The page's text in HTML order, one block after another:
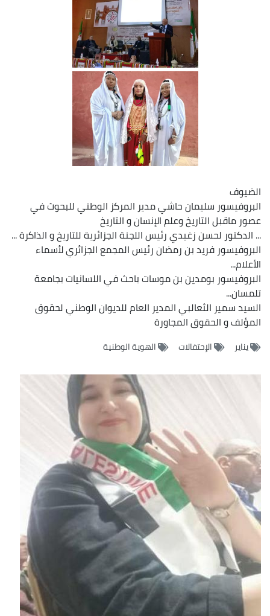
الضيوف
البروفيسور سليمان حاشي مدير المركز الوطني للبحوث في
عصور ماقبل التاريخ وعلم الإنسان و التاريخ
... الدكتور لحسن زغيدي رئيس اللجنة الجزائرية للتاريخ و الذاكرة ...
البروفيسور فريد بن رمضان رئيس المجمع الجزائري لأسماء
الأعلام...
البروفيسور بومدين بن موسات باحث في اللسانيات بجامعة
تلمسان...
السيد سمير الثعالبي المدير العام للديوان الوطني لحقوق
المؤلف و الحقوق المجاورة
يناير الإحتفالات الهوية الوطنية